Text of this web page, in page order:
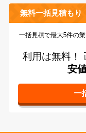
無料一括見積もり
一括見積で最大5件の
利用は無料！
安